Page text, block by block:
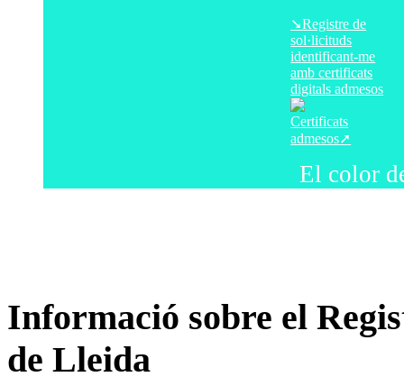
➘Registre de
sol·licituds
identificant-me
amb certificats
digitals admesos
Certificats
admesos➚
El color
Informació sobre el
de Lleida